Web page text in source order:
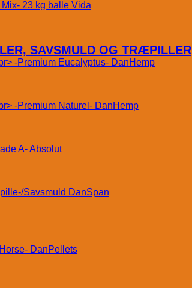
Vida
SAVSMULD OG TRÆPILLER
DanHemp
DanHemp
Absolut
DanSpan
DanPellets